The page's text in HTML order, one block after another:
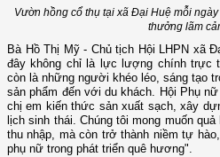
Vườn hồng cổ thụ tại xã Đại Huệ mỗi
thưởng lãm
Bà Hồ Thị Mỹ - Chủ tịch Hội LHPN xã
đây không chỉ là lực lượng chính trực
còn là những người khéo léo, sáng tạo
sản phẩm đến với du khách. Hội Phụ
chị em kiến thức sản xuất sạch, xây
lịch sinh thái. Chúng tôi mong muốn
thu nhập, mà còn trở thành niềm tự
phụ nữ trong phát triển quê hương".